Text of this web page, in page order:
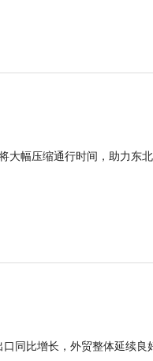
大幅压缩通行时间，助力东
同比增长，外贸整体延续良